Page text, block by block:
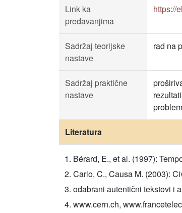
Link ka
predavanjima
https://
Sadržaj teorijske
nastave
rad na
Sadržaj praktične
nastave
Literatura
Bérard, E., et al. (1997):
Carlo, C., Causa M. (2003):
odabrani autentični tekstovi i
www.cern.ch,